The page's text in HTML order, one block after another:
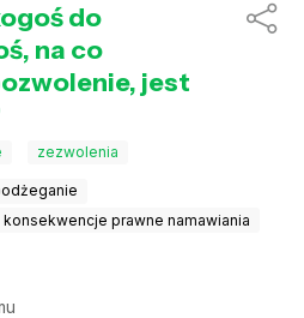
do
na co
jest
zezwolenia
konsekwencje prawne namawiania